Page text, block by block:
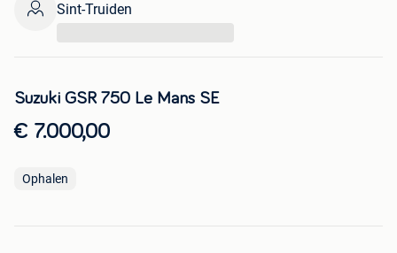
Suzuki GSR 750 Le Mans SE
€ 7.000,00
Ophalen
Sint-Truiden